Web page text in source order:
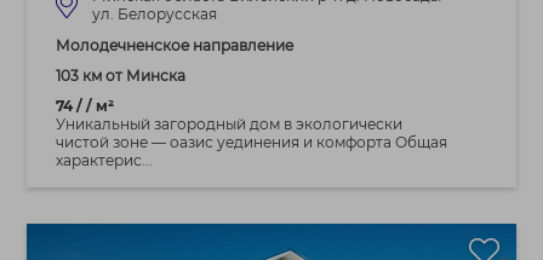
ул. Белорусская
Молодечненское направление
103 км от Минска
74 / / м²
Уникальный загородный дом в экологически
чистой зоне — оазис уединения и комфорта Общая
характерис...